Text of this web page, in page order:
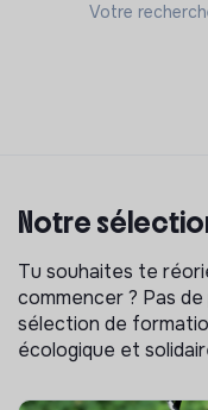
Votre
Notre
Tu souhaites te
commencer ? Pas
sélection de
écologique et